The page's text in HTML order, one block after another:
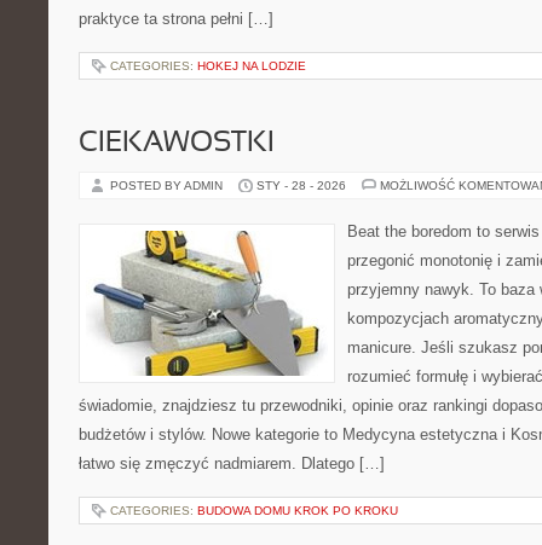
praktyce ta strona pełni […]
CATEGORIES: HOKEJ NA LODZIE
CIEKAWOSTKI
POSTED BY ADMIN STY - 28 - 2026 MOŻLIWOŚĆ
Beat the boredom to
przegonić monotonię i
przyjemny nawyk. To baza
kompozycjach
manicure. Jeśli szukasz
rozumieć formułę i
świadomie, znajdziesz tu przewodniki, opinie oraz rankingi
budżetów i stylów. Nowe kategorie to Medycyna estetyczna i
łatwo się zmęczyć nadmiarem. Dlatego […]
CATEGORIES: BUDOWA DOMU KROK PO KROKU